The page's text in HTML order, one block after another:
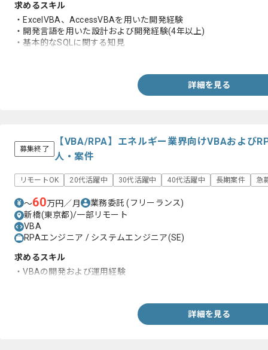
求めるスキル
・ExcelVBA、AccessVBAを用いた開発経験
・開発言語を用いた設計および開発経験(4年以上)
・基本的なSQLに関する知見
詳細を見る
募集終了
【VBA/RPA】エネルギー業界向けVBAおよび
人・案件
リモートOK 20代活躍中 30代活躍中 40代活躍中 長期案件 急
〜60万円／月 業務委託(フリーランス)
新橋(東京都)/一部リモート
VBA
RPAエンジニア / システムエンジニア(SE)
求めるスキル
・VBAの開発および運用経験
詳細を見る